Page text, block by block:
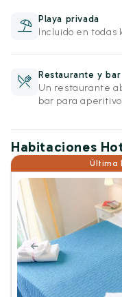
Playa privada
Incluido en todas
Restaurante y bar
Un restaurante
bar para
Habitaciones
Última